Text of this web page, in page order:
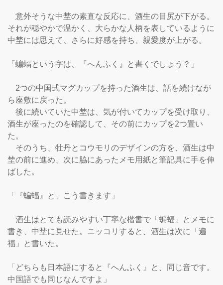
意外そうな中埜の素直な反応に、酒生の目尻が下がる。
それが穏やかで温かく、大らかな人柄を表しているように
中埜には思えて、さらに好感を持ち、親愛度が上がる。
「蝙蝠という字は、『へんふく』と書くでしょう？」
2つの中国式マグカップを持った酒生は、話を続けなが
ら座敷に戻った。
後に続いていた中埜は、気が付いてカップを受け取り、
酒生が座ったのを確認して、その前にカップを2つ置い
た。
そのうち、牡丹とコウモリのデザインの方を、酒生は中
埜の前に進め、次に脇にあったメモ用紙と筆記具に手を伸
ばした。
「『蝙蝠』と、こう書きます」
酒生はとても読みやすい丁寧な楷書で「蝙蝠」とメモに
書き、中埜に見せた。ニッコリすると、酒生は次に「遍
福」と書いた。
「どちらも日本語にすると『へんふく』と、同じ音です。
中国語でも同じなんですよ」